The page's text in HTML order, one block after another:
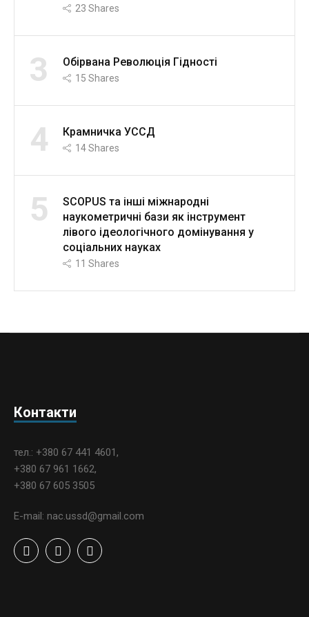
23 Shares
3 Обірвана Революція Гідності
15 Shares
4 Крамничка УССД
14Shares
5
SCOPUS та інші міжнародні
наукометричні бази як інструмент
лівого ідеологічного домінування у
соціальних науках
11 Shares
Контакти
тел.: +380 67 441 4601,
+380 67 961 1662,
+380 67 605 3505
E-mail: nac.ussd@gmail.com